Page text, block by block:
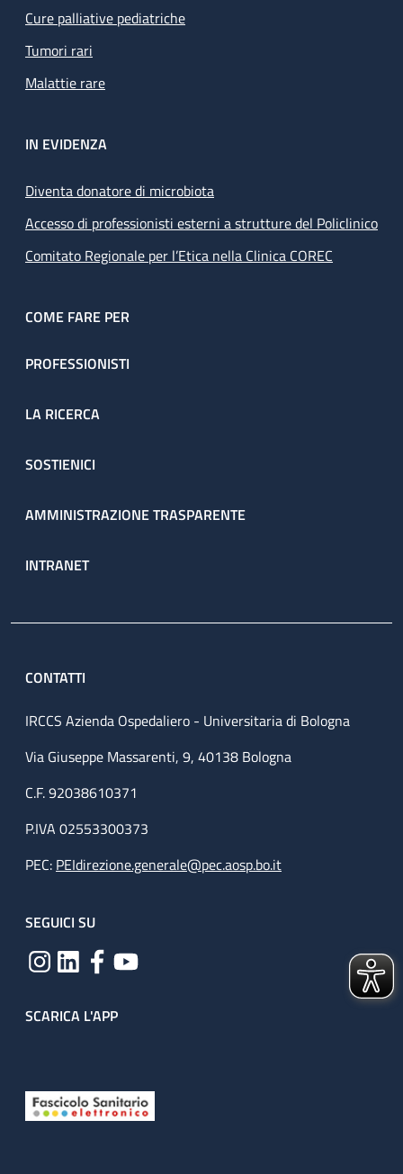
Cure palliative pediatriche
Tumori rari
Malattie rare
IN EVIDENZA
Diventa donatore di microbiota
Accesso di professionisti esterni a strutture del Policlinico
Comitato Regionale per l’Etica nella Clinica COREC
COME FARE PER
PROFESSIONISTI
LA RICERCA
SOSTIENICI
AMMINISTRAZIONE TRASPARENTE
INTRANET
CONTATTI
IRCCS Azienda Ospedaliero - Universitaria di Bologna
Via Giuseppe Massarenti, 9, 40138 Bologna
C.F. 92038610371
P.IVA 02553300373
PEC: PEIdirezione.generale@pec.aosp.bo.it
SEGUICI SU
SCARICA L'APP